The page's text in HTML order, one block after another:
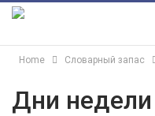
Home Словарный запас
Дни недели